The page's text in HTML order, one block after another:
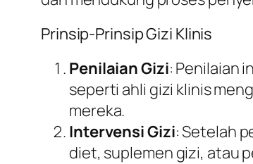
Prinsip-Prinsip Gizi Klinis
Penilaian Gizi: Penilaian
seperti ahli gizi klinis
mereka.
Intervensi Gizi: Setelah
diet, suplemen gizi, atau